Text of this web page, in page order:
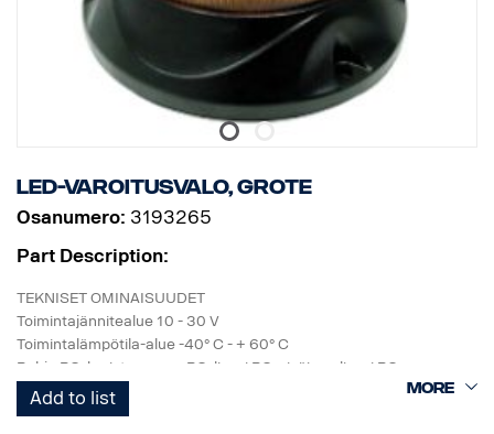
LED-varoitusvalo, Grote
Osanumero: 3193265
Part Description:
TEKNISET OMINAISUUDET
Toimintajännitealue 10 - 30 V
Toimintalämpötila-alue -40° C - + 60° C
Pohja PC, koristerengas PC, linssi PC, sisäinen linssi PC
Toimintalämpötila-alue -40° C - + 60° C
Add to list